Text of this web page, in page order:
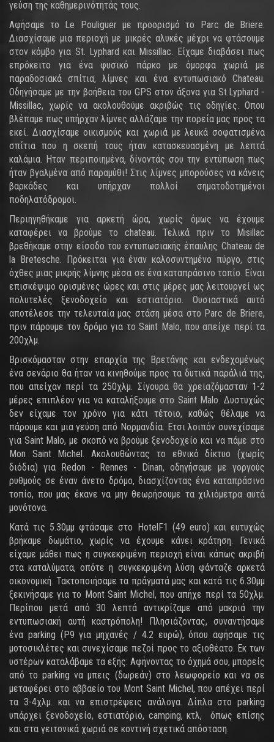
γεύση της καθημερινότητάς τους.
Αφήσαμε το Le Pouliguer με προορισμό το Parc de Briere.
Διασχίσαμε μια περιοχή με μικρές αλυκές μέχρι να φτάσουμε
στον κόμβο για St. Lyphard και Missillac. Είχαμε διαβάσει πως
επρόκειτο για ένα φυσικό πάρκο με όμορφα χωριά με
παραδοσιακά σπίτια, λίμνες και ένα εντυπωσιακό Chateau.
Οδηγήσαμε με την βοήθεια του GPS στον άξονα για St.Lyphard -
Missillac, χωρίς να ακολουθούμε ακριβώς τις οδηγίες. Οπου
βλέπαμε πως υπήρχαν λίμνες αλλάζαμε την πορεία μας προς τα
εκεί. Διασχίσαμε οικισμούς και χωριά με λευκά σοφατισμένα
σπίτια που η σκεπή τους ήταν κατασκευασμένη με λεπτά
καλάμια. Ηταν περιποιημένα, δίνοντάς σου την εντύπωση πως
ήταν βγαλμένα από παραμύθι! Στις λίμνες μπορούσες να κάνεις
βαρκάδες και υπήρχαν πολλοί σηματοδοτημένοι
ποδηλατόδρομοι.
Περιηγηθήκαμε για αρκετή ώρα, χωρίς όμως να έχουμε
καταφέρει να βρούμε το chateau. Τελικά πριν το Misillac
βρεθήκαμε στην είσοδο του εντυπωσιακής έπαυλης Chateau de
la Bretesche. Πρόκειται για έναν καλοσυντημένο πύργο, στις
όχθες μιας μικρής λίμνης μέσα σε ένα καταπράσινο τοπίο. Είναι
επισκέψιμο ορισμένες ώρες και στις μέρες μας λειτουργεί ως
πολυτελές ξενοδοχείο και εστιατόριο. Ουσιαστικά αυτό
αποτέλεσε την τελευταία μας στάση μέσα στο Parc de Briere,
πριν πάρουμε τον δρόμο για το Saint Malo, που απείχε περί τα
200χλμ.
Βρισκόμασταν στην επαρχία της Βρετάνης και ενδεχομένως
ένα σενάριο θα ήταν να κινηθούμε προς τα δυτικά παράλιά της,
που απείχαν περί τα 250χλμ. Σίγουρα θα χρειαζόμασταν 1-2
μέρες επιπλέον για να καταλήξουμε στο Saint Malo. Δυστυχώς
δεν είχαμε τον χρόνο για κάτι τέτοιο, καθώς θέλαμε να
πάρουμε και μια γεύση από Νορμανδία. Ετσι λοιπόν συνεχίσαμε
για Saint Malo, με σκοπό να βρούμε ξενοδοχείο και να πάμε στο
Mon Saint Michel. Ακολουθώντας το εθνικό δίκτυο (χωρίς
διόδια) για Redon - Rennes - Dinan, οδηγήσαμε με γοργούς
ρυθμούς σε έναν άνετο δρόμο, διασχίζοντας ένα καταπράσινο
τοπίο, που μας έκανε να μην θεωρήσουμε τα χιλιόμετρα αυτά
μονότονα.
Κατά τις 5.30μμ φτάσαμε στο HotelF1 (49 euro) και ευτυχώς
βρήκαμε δωμάτιο, χωρίς να έχουμε κάνει κράτηση. Γενικά
είχαμε μάθει πως η συγκεκριμένη περιοχή είναι κάπως ακριβή
στα καταλύματα, οπότε η συγκεκριμένη λύση φάνταζε αρκετά
οικονομική. Τακτοποιήσαμε τα πράγματά μας και κατά τις 6.30μμ
ξεκινήσαμε για το Mont Saint Michel, που απήχε περί τα 50χλμ.
Περίπου μετά από 30 λεπτά αντικρίζαμε από μακριά την
εντυπωσιακή αυτή καστρόπολη! Πλησιάζοντας, συναντήσαμε
ένα parking (P9 για μηχανές / 4.2 ευρώ), όπου αφήσαμε τις
μοτοσικλέτες και συνεχίσαμε πεζοί προς το αξιοθέατο. Εκ των
υστέρων καταλάβαμε τα εξής: Αφήνοντας το όχημά σου, μπορείς
από το parking να μπεις (δωρεάν) στο λεωφορείο και να σε
μεταφέρει στο αββαείο του Mont Saint Michel, που απέχει περί
τα 3-4χλμ. και να επιστρέψεις ανάλογα. Δίπλα στο parking
υπάρχει ξενοδοχείο, εστιατόριο, camping, κτλ, όπως επίσης
και στα γειτονικά χωριά σε κοντινή σχετικά απόσταση.